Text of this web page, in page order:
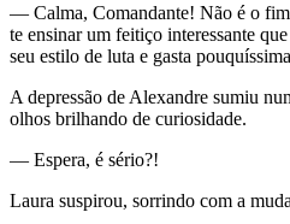
— Calma, Comandante! Não é o
te ensinar um feitiço interessante
seu estilo de luta e gasta
A depressão de Alexandre sumiu
olhos brilhando de curiosidade.
— Espera, é sério?!
Laura suspirou, sorrindo com a